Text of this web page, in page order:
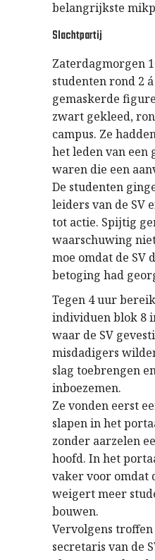
belangrijkste
Slachtpartij
Zaterdagmorgen
studenten rond 2 á
gemaskerde
zwart gekleed,
campus. Ze
het leden van een
waren die een
De studenten
leiders van de SV
tot actie. Spijtig
waarschuwing
moe omdat de SV
betoging had
Tegen 4 uur
individuen blok 8
waar de SV
misdadigers
slag toebrengen
inboezemen.
Ze vonden eerst
slapen in het
zonder aarzelen
hoofd. In het
vaker voor omdat
weigert meer
bouwen.
Vervolgens
secretaris van de